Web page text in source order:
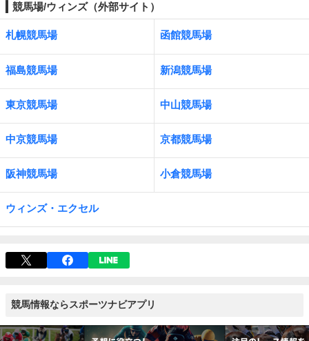
競馬場/ウィンズ（外部サイト）
札幌競馬場 函館競馬場
福島競馬場 新潟競馬場
東京競馬場 中山競馬場
中京競馬場 京都競馬場
阪神競馬場 小倉競馬場
ウィンズ・エクセル
競馬情報ならスポーツナビアプリ